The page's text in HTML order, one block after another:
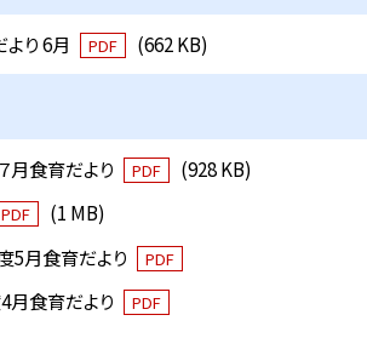
り 6月 PDF (662 KB)
月食育だより PDF
(928 KB)
PDF
(1 MB)
5月食育だより
PDF
月食育だより PDF